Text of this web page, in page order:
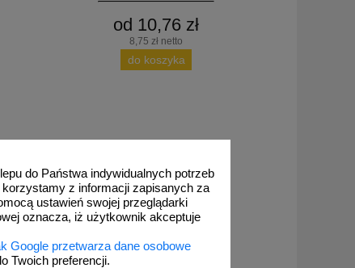
do Państwa indywidualnych potrzeb
z informacji zapisanych za
ustawień swojej przeglądarki
oznacza, iż użytkownik akceptuje
Google przetwarza dane osobowe
Twoich preferencji.
od 10,76 zł
8,75 zł netto
do koszyka